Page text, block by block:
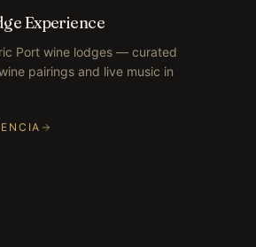
Experience
Port wine lodges — curated
pairings and live music in